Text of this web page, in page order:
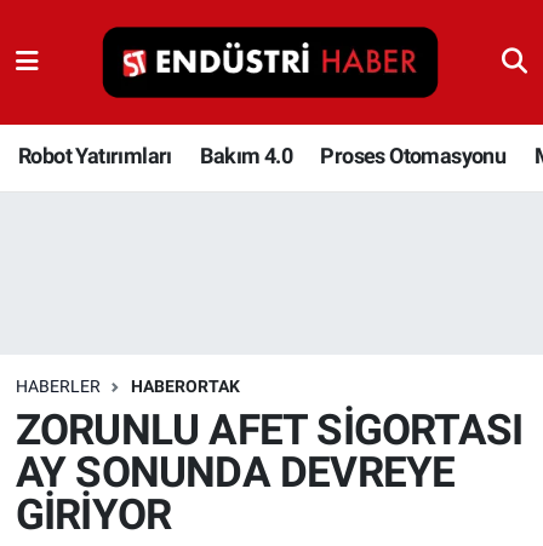
Robot Yatırımları Bakım 4.0 Proses Otomasyonu
HABERLER HABERORTAK
ZORUNLU AFET SİGORTASI
AY SONUNDA DEVREYE
GİRİYOR
Robot Yatırımları
Bakım 4.0
İnşaat ve Malzeme
HaberOrtak